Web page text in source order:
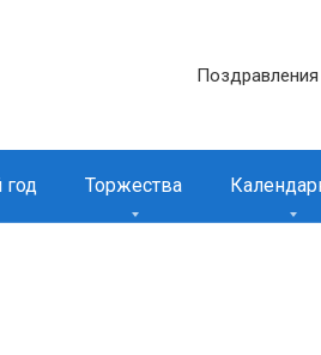
Торжества